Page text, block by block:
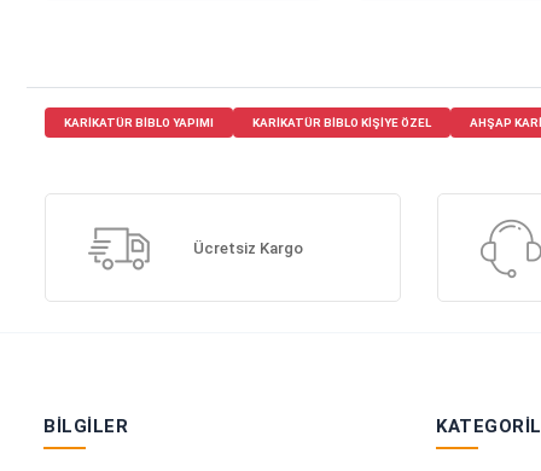
KARIKATÜR BIBLO YAPIMI KARIKATÜR BIBLO KIŞIYE ÖZEL AHŞAP
Ücretsiz Kargo
BILGILER